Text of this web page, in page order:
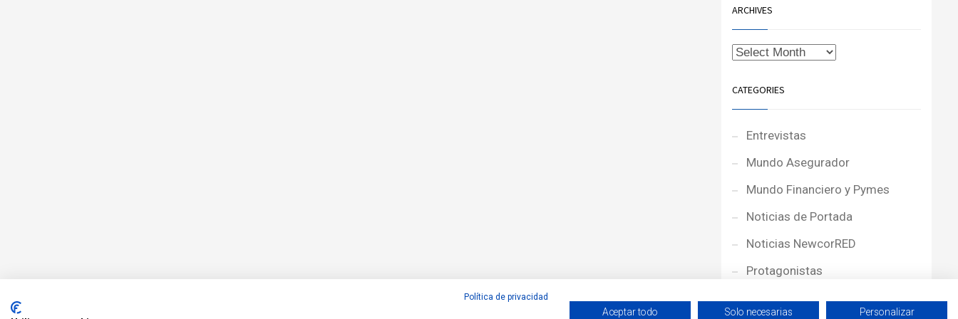
ARCHIVES
CATEGORIES
Entrevistas
Mundo Asegurador
Mundo Financiero y Pymes
Noticias de Portada
Noticias NewcorRED
Protagonistas
Reportajes
Política de privacidad
Aceptar todo Solo necesarias Personalizar